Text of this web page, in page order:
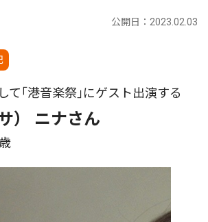
公開日：2023.02.03
て｢港音楽祭｣にゲスト出演する
） ニナさん